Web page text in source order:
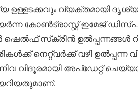
ഉള്ളടക്കവും വ്യക്തമായി
കോൺട്രാസ്റ്റ് ഇമേജ്
ഷെൽഫ് സ്‌ക്രീൻ ഉൽപ്പന്നങ്ങൾ
നെറ്റ്‌വർക്ക് വഴി
വിദൂരമായി അപ്‌ഡേറ്റ്